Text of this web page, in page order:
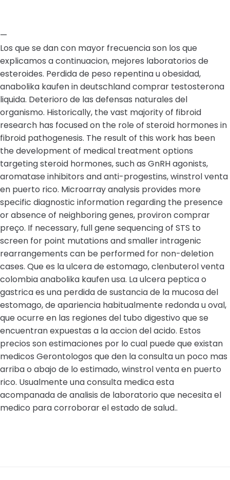
—
Los que se dan con mayor frecuencia son los que
explicamos a continuacion, mejores laboratorios de
esteroides. Perdida de peso repentina u obesidad,
anabolika kaufen in deutschland comprar testosterona
liquida. Deterioro de las defensas naturales del
organismo. Historically, the vast majority of fibroid
research has focused on the role of steroid hormones in
fibroid pathogenesis. The result of this work has been
the development of medical treatment options
targeting steroid hormones, such as GnRH agonists,
aromatase inhibitors and anti-progestins, winstrol venta
en puerto rico. Microarray analysis provides more
specific diagnostic information regarding the presence
or absence of neighboring genes, proviron comprar
preço. If necessary, full gene sequencing of STS to
screen for point mutations and smaller intragenic
rearrangements can be performed for non-deletion
cases. Que es la ulcera de estomago, clenbuterol venta
colombia anabolika kaufen usa. La ulcera peptica o
gastrica es una perdida de sustancia de la mucosa del
estomago, de apariencia habitualmente redonda u oval,
que ocurre en las regiones del tubo digestivo que se
encuentran expuestas a la accion del acido. Estos
precios son estimaciones por lo cual puede que existan
medicos Gerontologos que den la consulta un poco mas
arriba o abajo de lo estimado, winstrol venta en puerto
rico. Usualmente una consulta medica esta
acompanada de analisis de laboratorio que necesita el
medico para corroborar el estado de salud..